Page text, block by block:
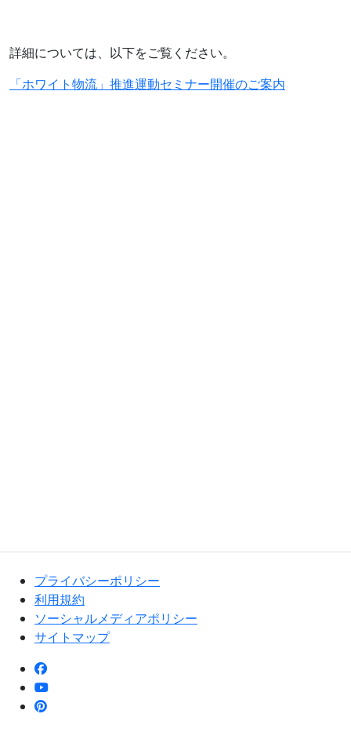
詳細については、以下をご覧ください。
「ホワイト物流」推進運動セミナー開催のご案内
プライバシーポリシー
利用規約
ソーシャルメディアポリシー
サイトマップ